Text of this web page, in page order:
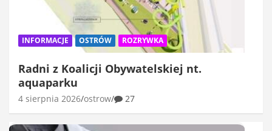
INFORMACJE OSTRÓW ROZRYWKA
Radni z Koalicji Obywatelskiej nt.
aquaparku
4 sierpnia 2026 ostrow 27